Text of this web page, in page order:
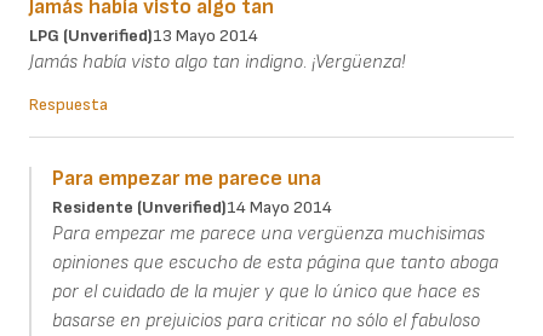
Jamás había visto algo tan
LPG (unverified)13 Mayo 2014
Jamás había visto algo tan indigno. ¡Vergüenza!
Respuesta
Para empezar me parece una
Residente (unverified)14 Mayo 2014
Para empezar me parece una vergüenza muchisimas
opiniones que escucho de esta página que tanto aboga
por el cuidado de la mujer y que lo único que hace es
basarse en prejuicios para criticar no sólo el fabuloso